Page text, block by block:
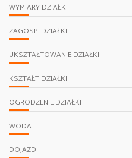
WYMIARY DZIAŁKI
ZAGOSP. DZIAŁKI
UKSZTAŁTOWANIE DZIAŁKI
KSZTAŁT DZIAŁKI
OGRODZENIE DZIAŁKI
WODA
DOJAZD